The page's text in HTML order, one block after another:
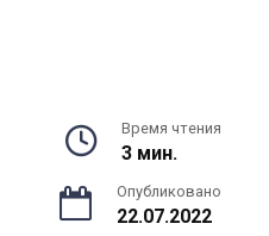
Время чтения
3 мин.
Опубликовано
22.07.2022